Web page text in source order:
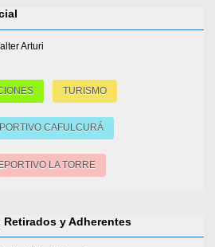
Arturi
TURISMO
CAFULCURÁ
LA TORRE
y Adherentes